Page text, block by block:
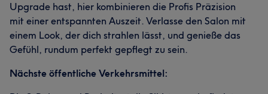
Upgrade hast, hier kombinieren die Profis Präzision
mit einer entspannten Auszeit. Verlasse den Salon mit
einem Look, der dich strahlen lässt, und genieße das
Gefühl, rundum perfekt gepflegt zu sein.
Nächste öffentliche Verkehrsmittel: